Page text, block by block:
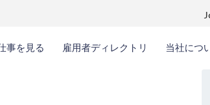
事を見る 雇用者ディレクトリ 当社につ